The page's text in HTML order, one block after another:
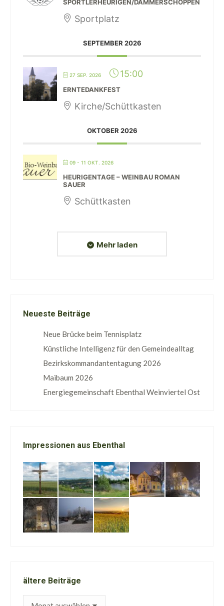
SPORTLERHEURIGEN/DÄMMERSCHOPPEN
Sportplatz
SEPTEMBER 2026
27 SEP. 2026 15:00
ERNTEDANKFEST
Kirche/Schüttkasten
OKTOBER 2026
09 - 11 OKT. 2026
HEURIGENTAGE – WEINBAU ROMAN
SAUER
Schüttkasten
Mehr laden
Neueste Beiträge
Neue Brücke beim Tennisplatz
Künstliche Intelligenz für den Gemeindealltag
Bezirkskommandantentagung 2026
Maibaum 2026
Energiegemeinschaft Ebenthal Weinviertel Ost
Impressionen aus Ebenthal
ältere Beiträge
ältere